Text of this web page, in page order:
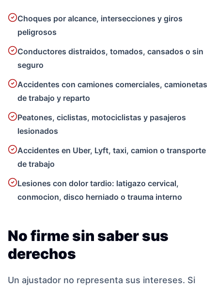
Choques por alcance, intersecciones y giros
peligrosos
Conductores distraidos, tomados, cansados o sin
seguro
Accidentes con camiones comerciales, camionetas
de trabajo y reparto
Peatones, ciclistas, motociclistas y pasajeros
lesionados
Accidentes en Uber, Lyft, taxi, camion o transporte
de trabajo
Lesiones con dolor tardio: latigazo cervical,
conmocion, disco herniado o trauma interno
No firme sin saber sus
derechos
Un ajustador no representa sus intereses. Si